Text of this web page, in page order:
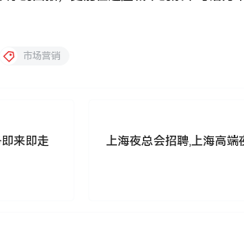
市场营销
来即走
上海夜总会招聘,上海高